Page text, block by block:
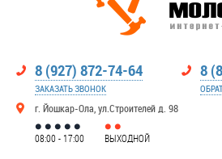
8 (927) 872-74-64
ЗАКАЗАТЬ ЗВОНОК
г. Йошкар-Ола, ул.Строителей д. 98
8
08:00 - 17:00 ВЫХОДНОЙ